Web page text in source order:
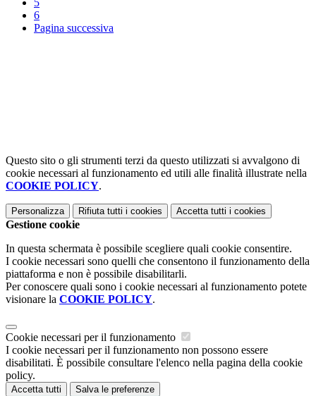
5
6
Pagina successiva
Questo sito o gli strumenti terzi da questo utilizzati si avvalgono di
cookie necessari al funzionamento ed utili alle finalità illustrate nella
COOKIE POLICY.
Personalizza Rifiuta tutti i cookies Accetta tutti i cookies
Gestione cookie
In questa schermata è possibile scegliere quali cookie consentire.
I cookie necessari sono quelli che consentono il funzionamento della
piattaforma e non è possibile disabilitarli.
Per conoscere quali sono i cookie necessari al funzionamento potete
visionare la COOKIE POLICY.
Cookie necessari per il funzionamento
I cookie necessari per il funzionamento non possono essere
disabilitati. È possibile consultare l'elenco nella pagina della cookie
policy.
Accetta tutti Salva le preferenze